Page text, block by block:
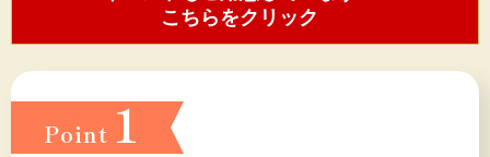
こちらをクリック
Point1